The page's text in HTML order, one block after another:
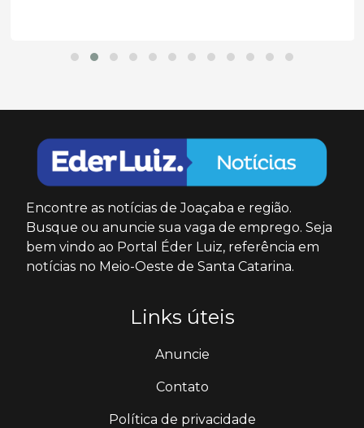
Encontre as notícias de Joaçaba e região.
Busque ou anuncie sua vaga de emprego. Seja
bem vindo ao Portal Éder Luiz, referência em
notícias no Meio-Oeste de Santa Catarina.
Links úteis
Anuncie
Contato
Política de privacidade